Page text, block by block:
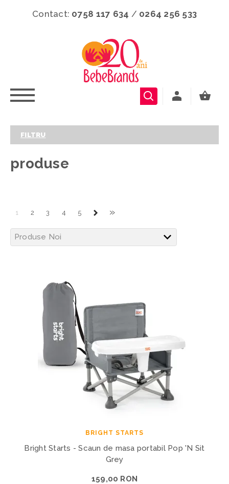
Contact: 0758 117 634 / 0264 256 533
FILTRU
produse
1 2 3 4 5 »
BRIGHT STARTS
Bright Starts - Scaun de masa portabil Pop 'N Sit
Grey
159,00 RON